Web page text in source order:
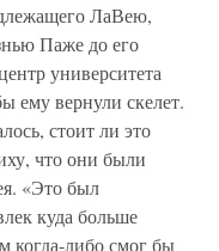
ЛаВею,
Паже до его
университета
ему вернули скелет.
стоит ли это
что они были
«Это был
куда больше
когда-либо смог бы